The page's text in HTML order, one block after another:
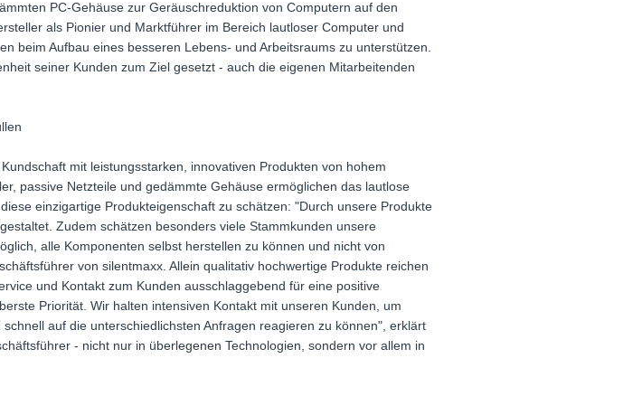
PC-Gehäuse zur Geräuschreduktion von Computern auf den
als Pionier und Marktführer im Bereich lautloser Computer und
beim Aufbau eines besseren Lebens- und Arbeitsraums zu unterstützen.
seiner Kunden zum Ziel gesetzt - auch die eigenen Mitarbeitenden
mit leistungsstarken, innovativen Produkten von hohem
passive Netzteile und gedämmte Gehäuse ermöglichen das lautlose
einzigartige Produkteigenschaft zu schätzen: "Durch unsere Produkte
Zudem schätzen besonders viele Stammkunden unsere
alle Komponenten selbst herstellen zu können und nicht von
von silentmaxx. Allein qualitativ hochwertige Produkte reichen
und Kontakt zum Kunden ausschlaggebend für eine positive
Priorität. Wir halten intensiven Kontakt mit unseren Kunden, um
auf die unterschiedlichsten Anfragen reagieren zu können", erklärt
- nicht nur in überlegenen Technologien, sondern vor allem in